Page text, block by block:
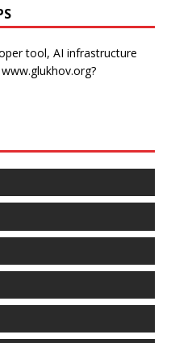
tool, AI infrastructure